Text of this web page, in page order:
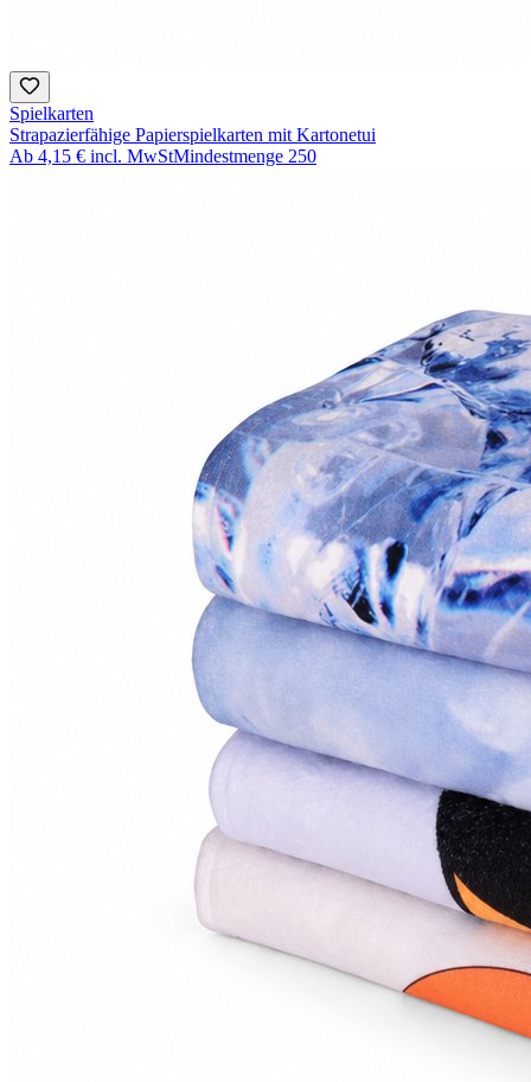
Spielkarten
Strapazierfähige Papierspielkarten mit Kartonetui
Ab 4,15 € incl. MwStMindestmenge 250